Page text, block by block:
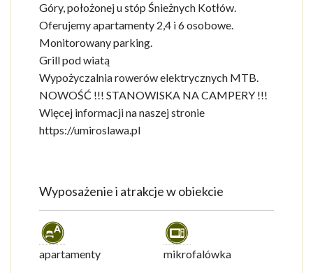
Góry, położonej u stóp Śnieżnych Kotłów.
Oferujemy apartamenty 2,4 i 6 osobowe.
Monitorowany parking.
Grill pod wiatą
Wypożyczalnia rowerów elektrycznych MTB.
NOWOŚĆ !!! STANOWISKA NA CAMPERY !!!
Więcej informacji na naszej stronie
https://umiroslawa.pl
Wyposażenie i atrakcje w obiekcie
apartamenty mikrofalówka